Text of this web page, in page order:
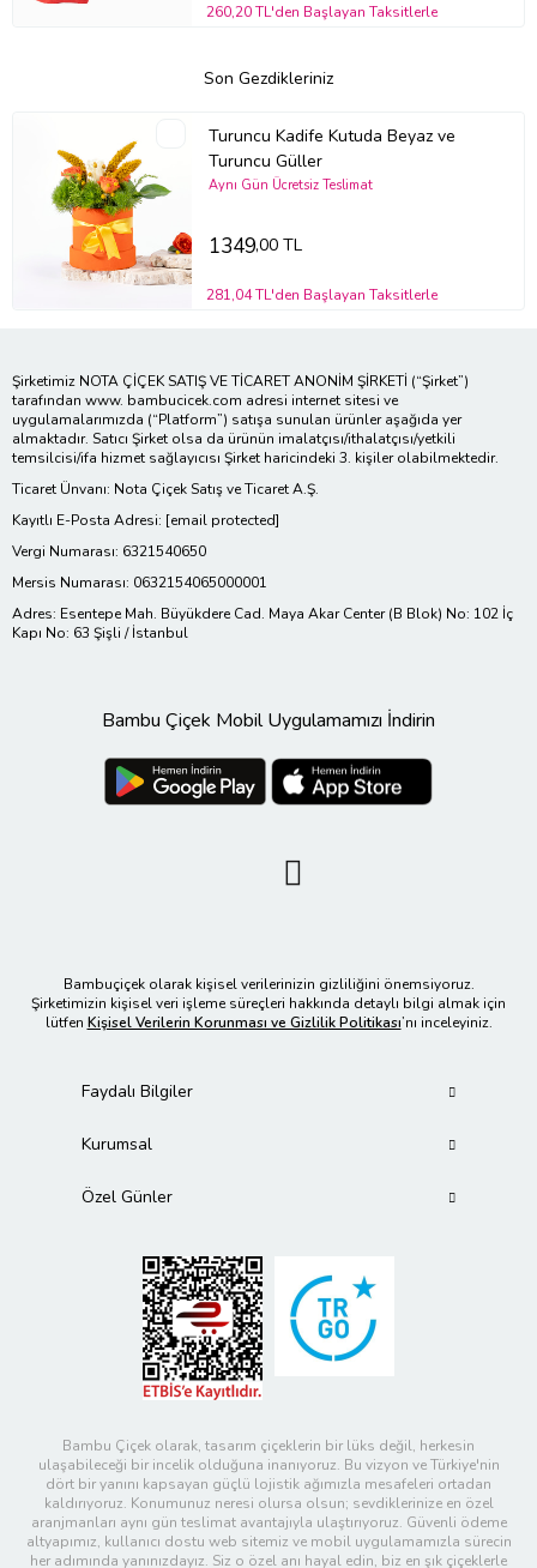
260,20 TL'den Başlayan Taksitlerle
Son Gezdikleriniz
Turuncu Kadife Kutuda Beyaz ve
Turuncu Güller
Aynı Gün Ücretsiz Teslimat
1349,00 TL
281,04 TL'den Başlayan Taksitlerle
Şirketimiz NOTA ÇİÇEK SATIŞ VE TİCARET ANONİM ŞİRKETİ (“Şirket”)
tarafından www. bambucicek.com adresi internet sitesi ve
uygulamalarımızda (“Platform”) satışa sunulan ürünler aşağıda yer
almaktadır. Satıcı Şirket olsa da ürünün imalatçısı/ithalatçısı/yetkili
temsilcisi/ifa hizmet sağlayıcısı Şirket haricindeki 3. kişiler olabilmektedir.
Ticaret Ünvanı: Nota Çiçek Satış ve Ticaret A.Ş.
Kayıtlı E-Posta Adresi: [email protected]
Vergi Numarası: 6321540650
Mersis Numarası: 0632154065000001
Adres: Esentepe Mah. Büyükdere Cad. Maya Akar Center (B Blok) No: 102 İç
Kapı No: 63 Şişli / İstanbul
Bambu Çiçek Mobil Uygulamamızı İndirin
Bambuçiçek olarak kişisel verilerinizin gizliliğini önemsiyoruz.
Şirketimizin kişisel veri işleme süreçleri hakkında detaylı bilgi almak için
lütfen Kişisel Verilerin Korunması ve Gizlilik Politikası’nı inceleyiniz.
Faydalı Bilgiler
Kurumsal
Özel Günler
Bambu Çiçek olarak, tasarım çiçeklerin bir lüks değil, herkesin
ulaşabileceği bir incelik olduğuna inanıyoruz. Bu vizyon ve Türkiye'nin
dört bir yanını kapsayan güçlü lojistik ağımızla mesafeleri ortadan
kaldırıyoruz. Konumunuz neresi olursa olsun; sevdiklerinize en özel
aranjmanları aynı gün teslimat avantajıyla ulaştırıyoruz. Güvenli ödeme
altyapımız, kullanıcı dostu web sitemiz ve mobil uygulamamızla sürecin
her adımında yanınızdayız. Siz o özel anı hayal edin, biz en şık çiçeklerle